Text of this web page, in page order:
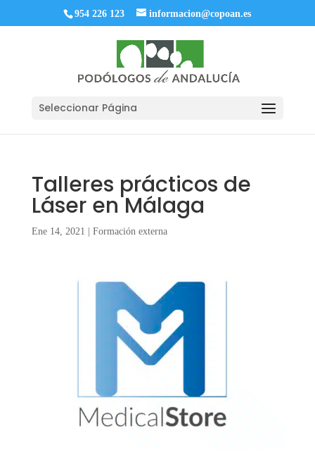
954 226 123 informacion@copoan.es
Seleccionar Página
Talleres prácticos de
Láser en Málaga
Ene 14, 2021 Formación externa